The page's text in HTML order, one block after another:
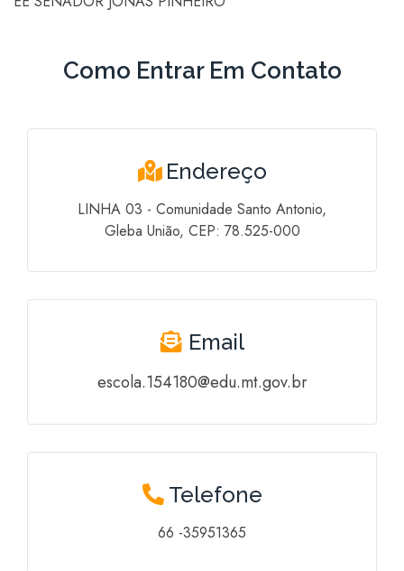
Como Entrar Em Contato
Endereço
LINHA 03 - Comunidade Santo Antonio,
Gleba União, CEP: 78.525-000
Email
escola.154180@edu.mt.gov.br
Telefone
66 -35951365